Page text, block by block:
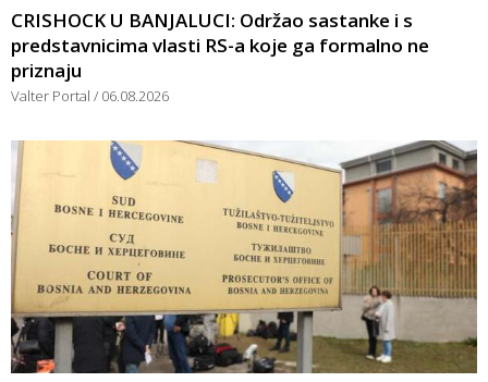
CRISHOCK U BANJALUCI: Održao sastanke i s
predstavnicima vlasti RS-a koje ga formalno ne
priznaju
Valter Portal 06.08.2026